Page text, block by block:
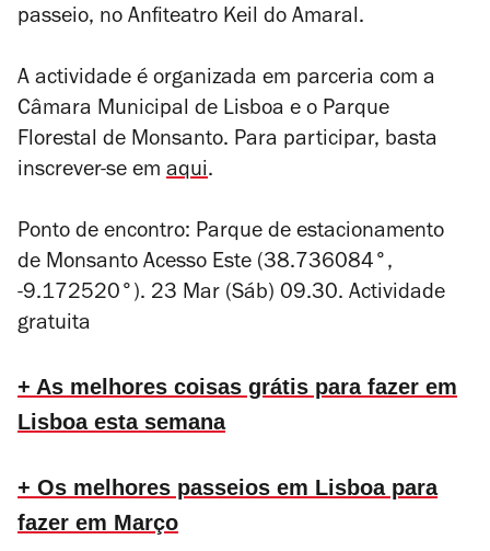
passeio, no Anfiteatro Keil do Amaral.
A actividade é organizada em parceria com a
Câmara Municipal de Lisboa e o Parque
Florestal de Monsanto. Para participar, basta
inscrever-se em aqui.
Ponto de encontro: Parque de estacionamento
de Monsanto Acesso Este (38.736084°,
-9.172520°). 23 Mar (Sáb) 09.30. Actividade
gratuita
+ As melhores coisas grátis para fazer em
Lisboa esta semana
+ Os melhores passeios em Lisboa para
fazer em Março